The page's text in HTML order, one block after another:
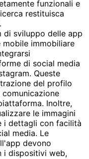
funzionali e
restituisca
di sviluppo delle app
mobile immobiliare
di social media
Queste
del profilo
Inoltre,
le immagini
i dettagli con facilità
media. Le
devono
i dispositivi web,